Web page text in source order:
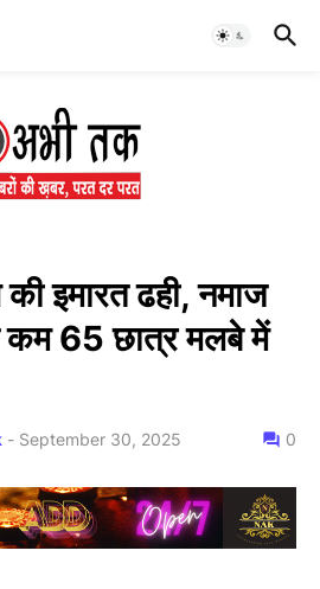
इमारत ढही, नमाज
कम 65 छात्र मलबे में
- September 30, 2025 0